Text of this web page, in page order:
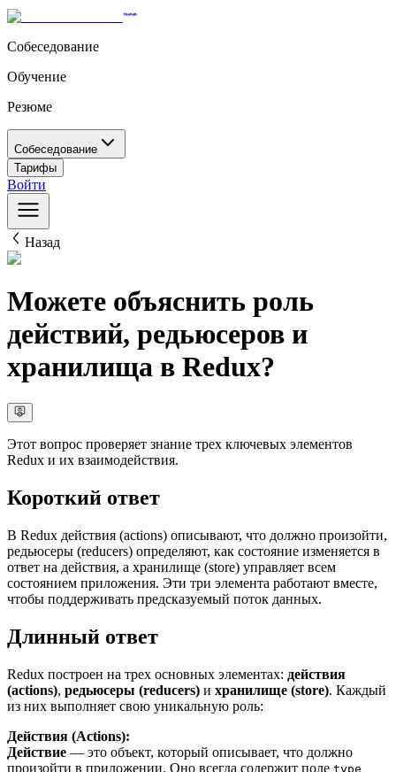
Собеседование
Обучение
Резюме
Собеседование
Тарифы
Войти
Назад
Можете объяснить роль
действий, редьюсеров и
хранилища в Redux?
Этот вопрос проверяет знание трех ключевых элементов
Redux и их взаимодействия.
Короткий ответ
В Redux действия (actions) описывают, что должно произойти,
редьюсеры (reducers) определяют, как состояние изменяется в
ответ на действия, а хранилище (store) управляет всем
состоянием приложения. Эти три элемента работают вместе,
чтобы поддерживать предсказуемый поток данных.
Длинный ответ
Redux построен на трех основных элементах: действия
(actions), редьюсеры (reducers) и хранилище (store). Каждый
из них выполняет свою уникальную роль:
Действия (Actions):
Действие — это объект, который описывает, что должно
произойти в приложении. Оно всегда содержит поле type